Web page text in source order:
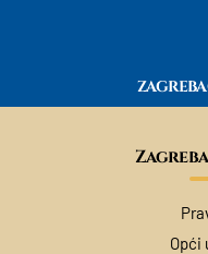
Opći